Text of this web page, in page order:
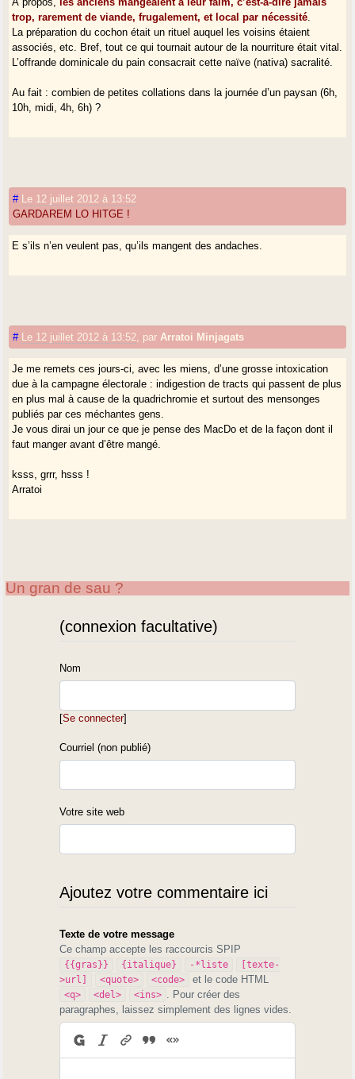
trop, rarement de viande, frugalement, et local par nécessité
La préparation du cochon était un rituel auquel les voisins étaient
associés, etc. Bref, tout ce qui tournait autour de la nourriture était vital.
L’offrande dominicale du pain consacrait cette naïve (nativa) sacralité.
Au fait : combien de petites collations dans la journée d’un paysan (6h,
10h, midi, 4h, 6h) ?
#
Le 12 juillet 2012 à 13:52
GARDAREM LO HITGE !
E s’ils n’en veulent pas, qu’ils mangent des andaches.
# Le 12 juillet 2012 à 13:52 par Arratoi Minjagats
Je me remets ces jours-ci, avec les miens, d’une grosse intoxication
due à la campagne électorale : indigestion de tracts qui passent de plus
en plus mal à cause de la quadrichromie et surtout des mensonges
publiés par ces méchantes gens.
Je vous dirai un jour ce que je pense des MacDo et de la façon dont il
faut manger avant d’être mangé.
ksss, grrr, hsss !
Arratoi
Un gran de sau ?
(connexion facultative)
Nom
[Se connecter]
Courriel (non publié)
Votre site web
Ajoutez votre commentaire ici
Texte de votre message
Ce champ accepte les raccourcis SPIP
{{gras}} {italique} -*liste
[texte-
>url]
<quote> <code> et le code HTML
<q> <del> <ins>
. Pour créer des
paragraphes, laissez simplement des lignes vides.